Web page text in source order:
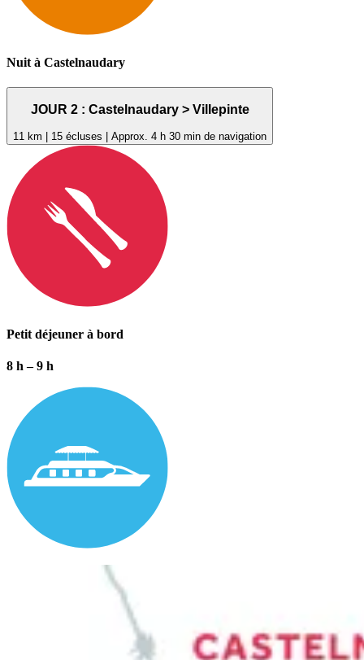
Nuit à Castelnaudary
JOUR 2 : Castelnaudary > Villepinte
11 km | 15 écluses | Approx. 4 h 30 min de navigation
Petit déjeuner à bord
8 h – 9 h